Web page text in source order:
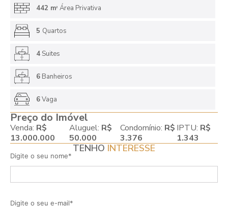
442 m2 Área Privativa
5 Quartos
4Suites
6Banheiros
6Vaga
Preço do Imóvel
Venda: R$
13.000.000
Aluguel: R$
50.000
Condomínio: R$
3.376
IPTU: R$
1.343
TENHO INTERESSE
Digite o seu nome*
Digite o seu e-mail*